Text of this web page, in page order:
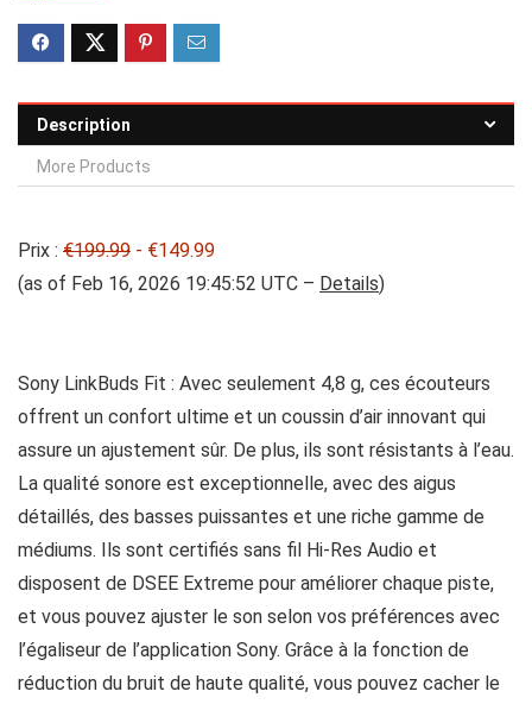
Description
More Products
Prix : €199.99 - €149.99
(as of Feb 16, 2026 19:45:52 UTC – Details)
Sony LinkBuds Fit : Avec seulement 4,8 g, ces écouteurs
offrent un confort ultime et un coussin d’air innovant qui
assure un ajustement sûr. De plus, ils sont résistants à l’eau.
La qualité sonore est exceptionnelle, avec des aigus
détaillés, des basses puissantes et une riche gamme de
médiums. Ils sont certifiés sans fil Hi-Res Audio et
disposent de DSEE Extreme pour améliorer chaque piste,
et vous pouvez ajuster le son selon vos préférences avec
l’égaliseur de l’application Sony. Grâce à la fonction de
réduction du bruit de haute qualité, vous pouvez cacher le